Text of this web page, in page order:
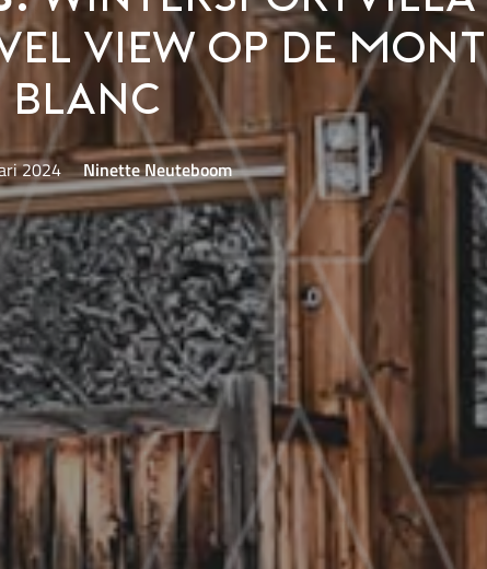
view op de Mont
Blanc
2024 Ninette Neuteboom